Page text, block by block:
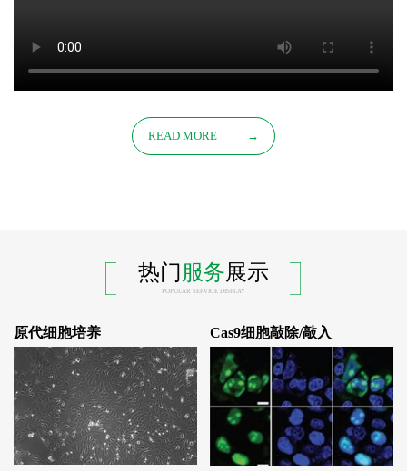
READ MORE →
热门服务展示
POPULAR SERVICE DISPLAY
原代细胞培养 Cas9细胞敲除/敲入